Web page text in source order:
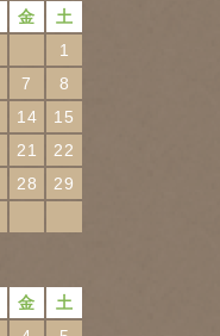
金
土
1
7
8
14
15
21
22
28
29
金
土